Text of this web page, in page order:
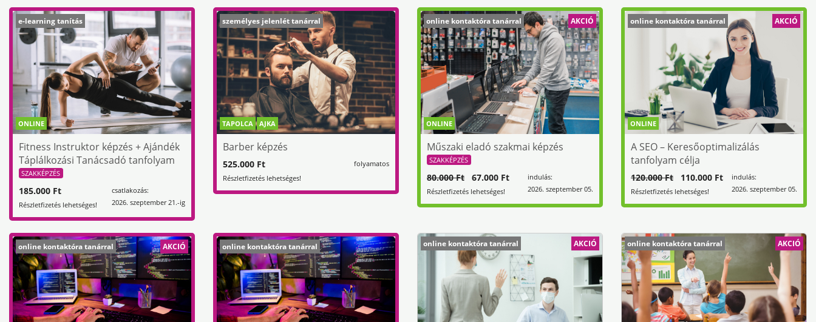
ONLINE
e-learning tanítás
Fitness Instruktor képzés + Ajándék
Táplálkozási Tanácsadó tanfolyam
SZAKKÉPZÉS
csatlakozás:
2026. szeptember 21.-ig
185.000 Ft
Részletfizetés lehetséges!
TAPOLCA AJKA
személyes jelenlét tanárral
Barber képzés
folyamatos
525.000 Ft
Részletfizetés lehetséges!
ONLINE
online kontaktóra tanárral AKCIÓ
Műszaki eladó szakmai képzés
SZAKKÉPZÉS
indulás:
2026. szeptember 05.
80.000 Ft 67.000 Ft
Részletfizetés lehetséges!
ONLINE
online kontaktóra tanárral AKCIÓ
A SEO – Keresőoptimalizálás
tanfolyam célja
indulás:
2026. szeptember 05.
120.000 Ft 110.000 Ft
Részletfizetés lehetséges!
online kontaktóra tanárral AKCIÓ online kontaktóra tanárral online kontaktóra tanárral AKCIÓ online kontaktóra tanárral AKCIÓ